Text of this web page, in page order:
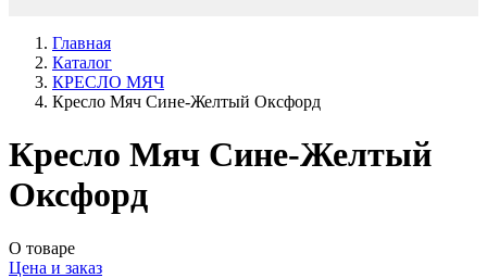
Главная
Каталог
КРЕСЛО МЯЧ
Кресло Мяч Сине-Желтый Оксфорд
Кресло Мяч Сине-Желтый
Оксфорд
О товаре
Цена и заказ